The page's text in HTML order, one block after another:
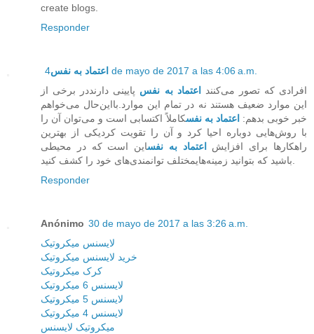
create blogs.
Responder
اعتماد به نفس 4 de mayo de 2017 a las 4:06 a.m.
افرادی که تصور می‌کنند
اعتماد به نفس پایینی دارنددر برخی از
این موارد ضعیف هستند نه در تمام این موارد.بااین‌حال می‌خواهم
خبر خوبی بدهم: اعتماد به نفسکاملاً اکتسابی است و می‌توان آن را
با روش‌هایی دوباره احیا کرد و آن را تقویت کردیکی از بهترین
راهکارها برای افزایش
اعتماد به نفساین است که در محیطی
Responder
Anónimo 30 de mayo de 2017 a las 3:26 a.m.
لایسنس میکروتیک
خرید لایسنس میکروتیک
کرک میکروتیک
لایسنس 6 میکروتیک
لایسنس 5 میکروتیک
لایسنس 4 میکروتیک
میکروتیک لایسنس